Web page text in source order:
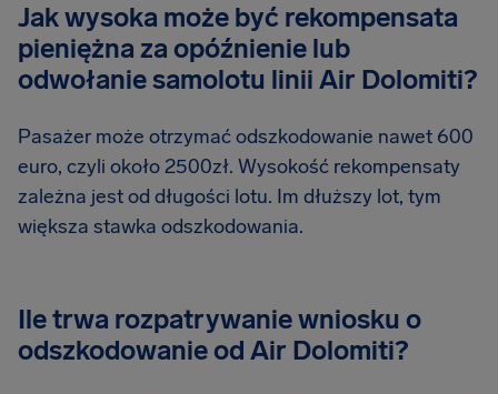
Jak wysoka może być rekompensata
pieniężna za opóźnienie lub
odwołanie samolotu linii Air Dolomiti?
Pasażer może otrzymać odszkodowanie nawet 600
euro, czyli około 2500zł. Wysokość rekompensaty
zależna jest od długości lotu. Im dłuższy lot, tym
większa stawka odszkodowania.
Ile trwa rozpatrywanie wniosku o
odszkodowanie od Air Dolomiti?